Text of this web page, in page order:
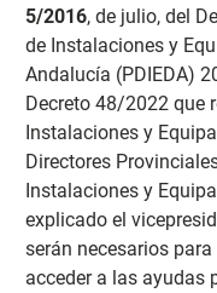
5/2016, de julio, del
de Instalaciones y
Andalucía (PDIEDA)
Decreto 48/2022 que
Instalaciones y
Directores
Instalaciones y
explicado el
serán necesarios
acceder a las ayudas